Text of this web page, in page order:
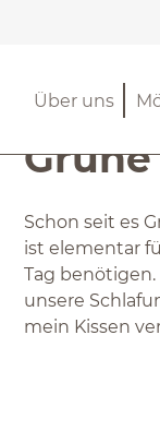
Über uns
Schon seit es
ist elementar
Tag
unsere
mein Kissen